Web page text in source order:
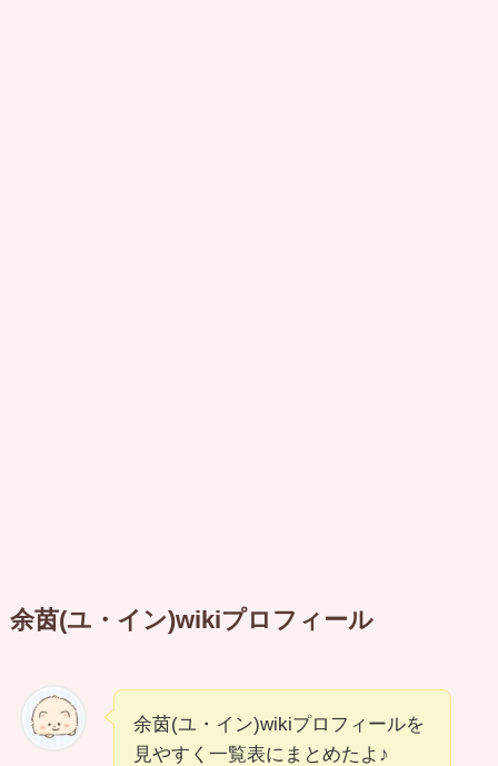
余茵(ユ・イン)wikiプロフィール
余茵(ユ・イン)wikiプロフィールを
見やすく一覧表にまとめたよ♪